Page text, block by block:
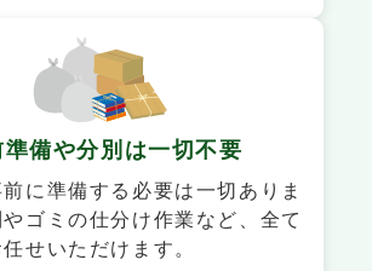
準備や分別は一切不要
に準備する必要は一切ありま
ゴミの仕分け作業など、全て
せいただけます。